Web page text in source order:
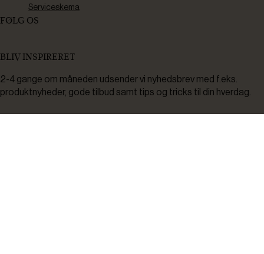
Serviceskema
FØLG OS
BLIV INSPIRERET
2-4 gange om måneden udsender vi nyhedsbrev med f.eks.
produktnyheder, gode tilbud samt tips og tricks til din hverdag.